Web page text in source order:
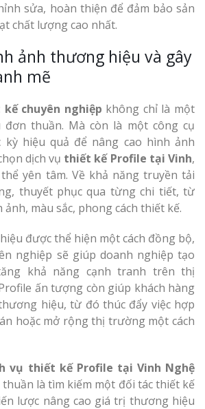
sửa, hoàn thiện để đảm bảo sản
chất lượng cao nhất.
ảnh thương hiệu và gây
mẽ
chuyên nghiệp không chỉ là một
thuần. Mà còn là một công cụ
kỳ hiệu quả để nâng cao hình ảnh
dịch vụ thiết kế Profile tại Vinh,
yên tâm. Về khả năng truyền tải
thuyết phục qua từng chi tiết, từ
màu sắc, phong cách thiết kế.
được thể hiện một cách đồng bộ,
nghiệp sẽ giúp doanh nghiệp tạo
khả năng cạnh tranh trên thị
ấn tượng còn giúp khách hàng
hiệu, từ đó thúc đẩy việc hợp
hoặc mở rộng thị trường một cách
vụ thiết kế Profile tại Vinh Nghệ
là tìm kiếm một đối tác thiết kế
lược nâng cao giá trị thương hiệu